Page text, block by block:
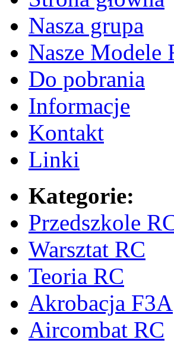
Nasza grupa
Nasze Modele
Do pobrania
Informacje
Kontakt
Linki
Kategorie:
Przedszkole
Warsztat RC
Teoria RC
Akrobacja F3A
Aircombat RC